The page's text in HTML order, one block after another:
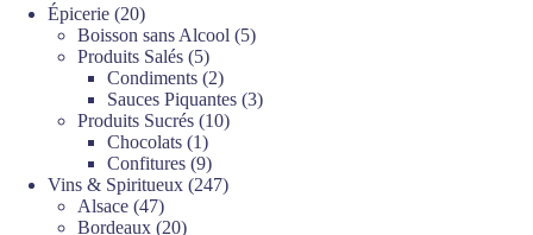
Épicerie 2020
produits
Boisson sans Alcool 55
Produits Salés 55
produits
Condiments 22
produits
Sauces Piquantes 33
Produits Sucrés 1010
Chocolats 11
produit
Confitures 99
produits
Vins & Spiritueux 247247
Alsace 4747
produits
Bordeaux 2020